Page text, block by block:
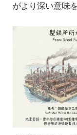
がより深い意味